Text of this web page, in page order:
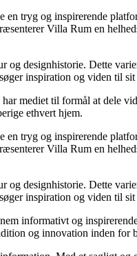
tryg og inspirerende
Villa Rum en
designhistorie. Dette
inspiration og viden til sit
mediet til formål at dele
ethvert hjem.
tryg og inspirerende
Villa Rum en
designhistorie. Dette
inspiration og viden til sit
informativt og
og innovation inden for